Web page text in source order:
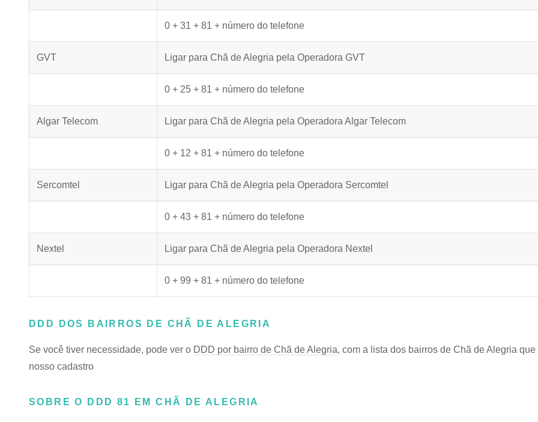
0 + 31 + 81 + número do telefone
GVT Ligar para Chã de Alegria pela Operadora GVT
0 + 25 + 81 + número do telefone
Algar Telecom Ligar para Chã de Alegria pela Operadora Algar Telecom
0 + 12 + 81 + número do telefone
Sercomtel Ligar para Chã de Alegria pela Operadora Sercomtel
0 + 43 + 81 + número do telefone
Nextel Ligar para Chã de Alegria pela Operadora Nextel
0 + 99 + 81 + número do telefone
DDD DOS BAIRROS DE CHÃ DE ALEGRIA
Se você tiver necessidade, pode ver o DDD por bairro de Chã de Alegria, com a lista dos bairros de Chã de Alegria que
nosso cadastro
SOBRE O DDD 81 EM CHÃ DE ALEGRIA